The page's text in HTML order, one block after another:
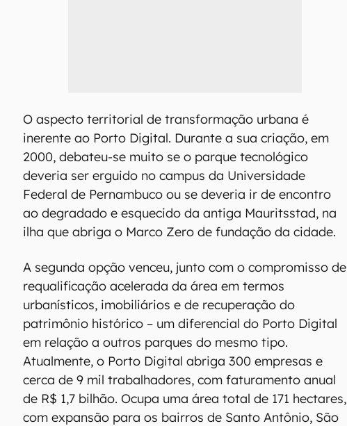
O aspecto territorial de transformação urbana é
inerente ao Porto Digital. Durante a sua criação, em
2000, debateu-se muito se o parque tecnológico
deveria ser erguido no campus da Universidade
Federal de Pernambuco ou se deveria ir de encontro
ao degradado e esquecido da antiga Mauritsstad, na
ilha que abriga o Marco Zero de fundação da cidade.
A segunda opção venceu, junto com o compromisso de
requalificação acelerada da área em termos
urbanísticos, imobiliários e de recuperação do
patrimônio histórico – um diferencial do Porto Digital
em relação a outros parques do mesmo tipo.
Atualmente, o Porto Digital abriga 300 empresas e
cerca de 9 mil trabalhadores, com faturamento anual
de R$ 1,7 bilhão. Ocupa uma área total de 171 hectares,
com expansão para os bairros de Santo Antônio, São